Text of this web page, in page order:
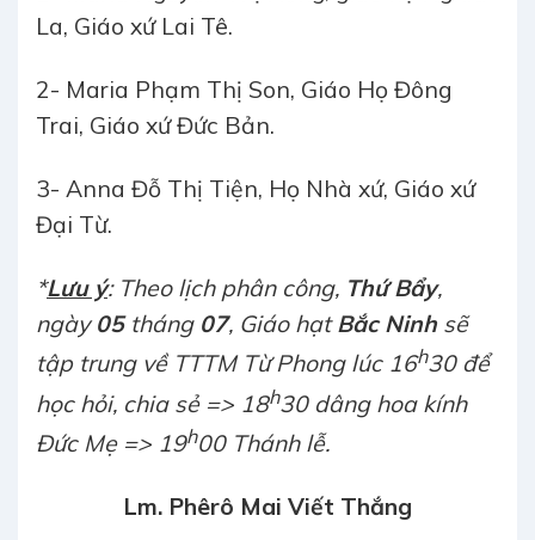
La, Giáo xứ Lai Tê.
2- Maria Phạm Thị Son, Giáo Họ Đông
Trai, Giáo xứ Đức Bản.
3- Anna Đỗ Thị Tiện, Họ Nhà xứ, Giáo xứ
Đại Từ.
*Lưu ý: Theo lịch phân công, Thứ Bẩy,
ngày05tháng 07, Giáo hạt Bắc Ninhsẽ
tập trung về TTTM Từ Phong lúc 16h30 để
học hỏi, chia sẻ => 18h30 dâng hoa kính
Đức Mẹ => 19h00 Thánh lễ.
Lm. Phêrô Mai Viết Thắng